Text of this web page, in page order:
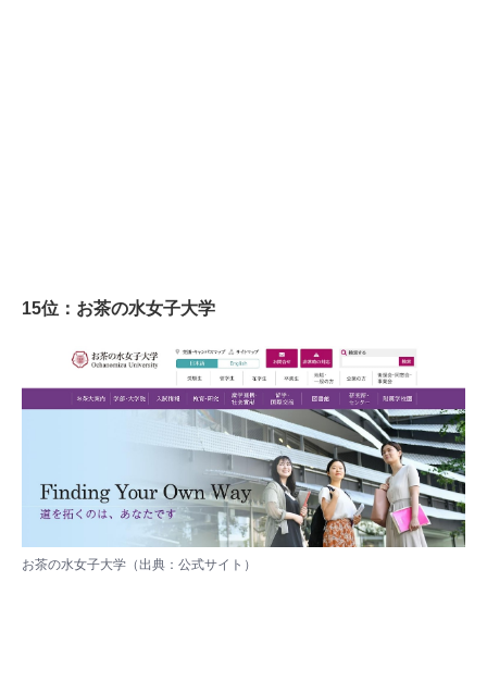
15位：お茶の水女子大学
お茶の水女子大学（出典： 公式サイト ）